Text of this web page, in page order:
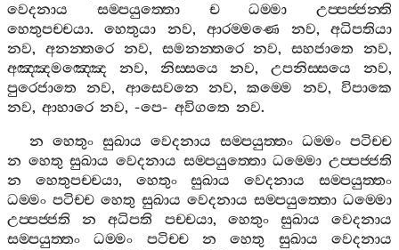
වෙදනාය
සම‍්පයුත‍්තො ච ධම‍්මා
උප‍්පජ‍්ජන‍්ති
හෙතුපච‍්චයා.හෙතුයා නව,ආරම‍්මණෙ නව,අධිපතියා
නව, අනන‍්තරෙ නව, සමනන‍්තරෙ නව,සහජාතෙ නව,
අඤ‍්ඤමඤ‍්ඤෙ
නව, නිස‍්සයෙ නව,උපනිස‍්සයෙ නව,
පුරෙජාතෙ
නව, ආසෙවනෙ නව,කම‍්මෙ නව,විපාකෙ
නව, ආහාරෙ නව, -පෙ- අවිගතෙ නව.
න හෙතුං සුඛාය වෙදනාය සම‍්පයුත‍්තං ධම‍්මං පටිච‍්ච
න හෙතු සුඛාය වෙදනාය සම‍්පයුත‍්තො ධම‍්මො උප‍්පජ‍්ජති
න
හෙතුපච‍්චයා, හෙතුං සුඛාය වෙදනාය
සම‍්පයුත‍්තං
ධම‍්මං පටිච‍්ච හෙතු සුඛාය වෙදනාය සම‍්පයුත‍්තො ධම‍්මො
උප‍්පජ‍්ජති
න අධිපති පච‍්චයා, හෙතුං සුඛාය
වෙදනාය
සම‍්පයුත‍්තං
ධම‍්මං පටිච‍්ච න හෙතු සුඛාය
වෙදනාය